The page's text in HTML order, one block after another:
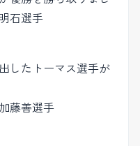
石選手
したトーマス選手が
藤善選手